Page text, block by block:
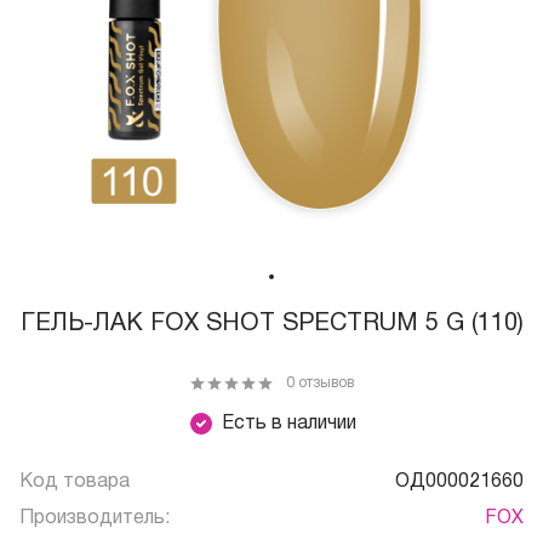
ГЕЛЬ-ЛАК FOX SHOT SPECTRUM 5 G (110)
Есть в наличии
0 отзывов
Код товара ОД000021660
Производитель: FOX